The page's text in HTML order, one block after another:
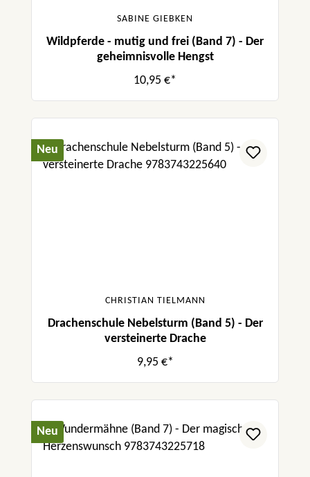
SABINE GIEBKEN
Wildpferde - mutig und frei (Band 7) - Der
geheimnisvolle Hengst
10,95 €*
Neu
CHRISTIAN TIELMANN
Drachenschule Nebelsturm (Band 5) - Der
versteinerte Drache
9,95 €*
Neu